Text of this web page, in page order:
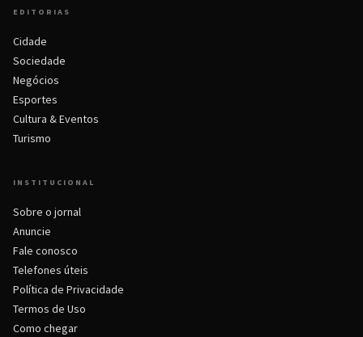
EDITORIAS
Cidade
Sociedade
Negócios
Esportes
Cultura & Eventos
Turismo
INSTITUCIONAL
Sobre o jornal
Anuncie
Fale conosco
Telefones úteis
Política de Privacidade
Termos de Uso
Como chegar